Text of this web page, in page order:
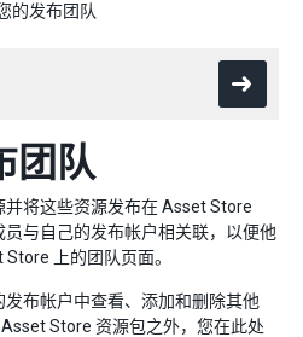
的发布团队
团队
将这些资源发布在 Asset Store
员与自己的发布帐户相关联，以便他
上的团队页面。
布帐户中查看、添加和删除其他
Store 资源包之外，您在此处